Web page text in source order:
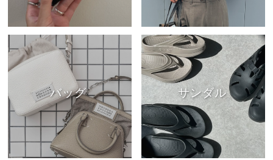
バッグ サンダル